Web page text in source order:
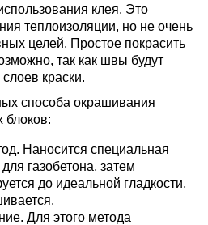
клея. Это
теплоизоляции, но не очень
целей. Простое покрасить
так как швы будут
краски.
способа окрашивания
блоков:
Наносится специальная
газобетона, затем
до идеальной гладкости,
Для этого метода